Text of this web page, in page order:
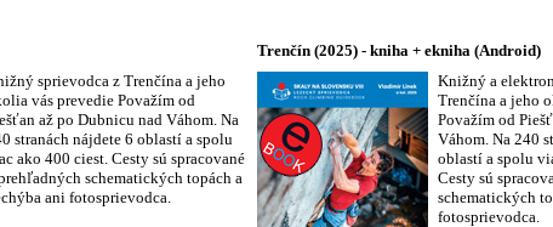
sprievodca z Trenčína a jeho
vás prevedie Považím od
až po Dubnicu nad Váhom. Na
stranách nájdete 6 oblastí a spolu
ako 400 ciest. Cesty sú spracované
schematických topách a
ani fotosprievodca.
Trenčín (2025) - kniha + ekniha (Android)
Knižný a
Trenčína a jeho
Považím od
Váhom. Na 240
oblastí a spolu
Cesty sú
schematických
fotosprievodca.